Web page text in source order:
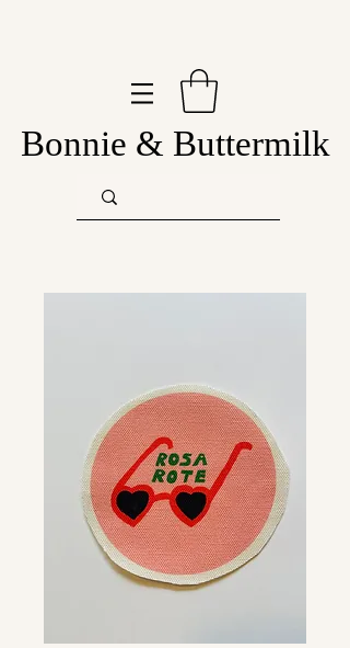
Bonnie & Buttermilk